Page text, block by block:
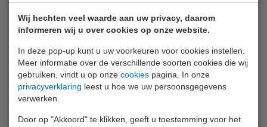
Wij hechten veel waarde aan uw privacy, daarom
informeren wij u over cookies op onze website.
In deze pop-up kunt u uw voorkeuren voor cookies instellen.
Meer informatie over de verschillende soorten cookies die wij
gebruiken, vindt u op onze cookies pagina. In onze
privacyverklaring leest u hoe we uw persoonsgegevens
verwerken.
Door op "Akkoord" te klikken, geeft u toestemming voor het
Doordat de Fluke 971 licht, robuust en gemakkelijk vast te
houden is, vormt hij het perfecte instrument om
probleemgebieden te bewaken.